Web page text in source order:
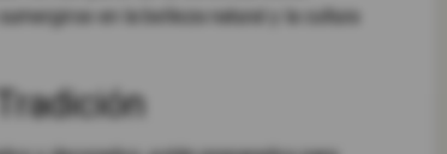
en la belleza natural y la cultura